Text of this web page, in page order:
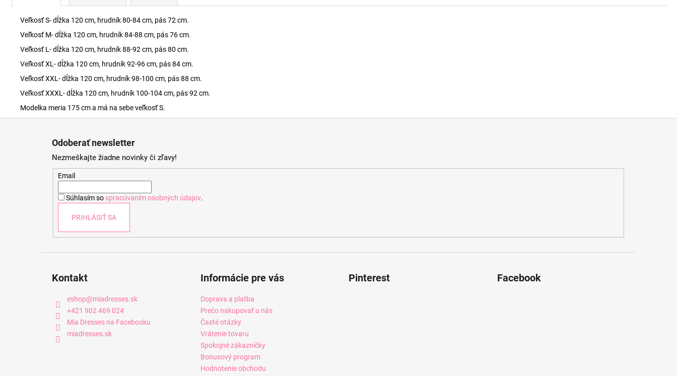
Veľkosť S- dĺžka 120 cm, hrudník 80-84 cm, pás 72 cm.
Veľkosť M- dĺžka 120 cm, hrudník 84-88 cm, pás 76 cm.
Veľkosť L- dĺžka 120 cm, hrudník 88-92 cm, pás 80 cm.
Veľkosť XL- dĺžka 120 cm, hrudník 92-96 cm, pás 84 cm.
Veľkosť XXL- dĺžka 120 cm, hrudník 98-100 cm, pás 88 cm.
Veľkosť XXXL- dĺžka 120 cm, hrudník 100-104 cm, pás 92 cm.
Modelka meria 175 cm a má na sebe veľkosť S.
Odoberať newsletter
Nezmeškajte žiadne novinky či zľavy!
Email
Súhlasím so spracúvaním osobných údajov.
PRIHLÁSIŤ SA
Kontakt
eshop@miadresses.sk
+421 902 469 024
Mia Dresses na Facebooku
miadresses.sk
Informácie pre vás
Doprava a platba
Prečo nakupovať u nás
Časté otázky
Vrátenie tovaru
Spokojné zákazníčky
Bonusový program
Hodnotenie obchodu
Pinterest Facebook